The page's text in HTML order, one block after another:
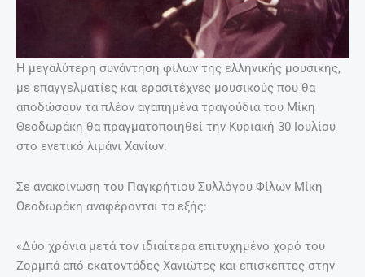
Η μεγαλύτερη συνάντηση φίλων της ελληνικής μουσικής,
με επαγγελματίες και ερασιτέχνες μουσικούς που θα
αποδώσουν τα πλέον αγαπημένα τραγούδια του Μίκη
Θεοδωράκη θα πραγματοποιηθεί την Κυριακή 30 Ιουλίου
στο ενετικό λιμάνι Χανίων.
Σε ανακοίνωση του Παγκρήτιου Συλλόγου Φίλων Μίκη
Θεοδωράκη αναφέρονται τα εξής:
«Δύο χρόνια μετά τον ιδιαίτερα επιτυχημένο χορό του
Ζορμπά από εκατοντάδες Χανιώτες και επισκέπτες στην